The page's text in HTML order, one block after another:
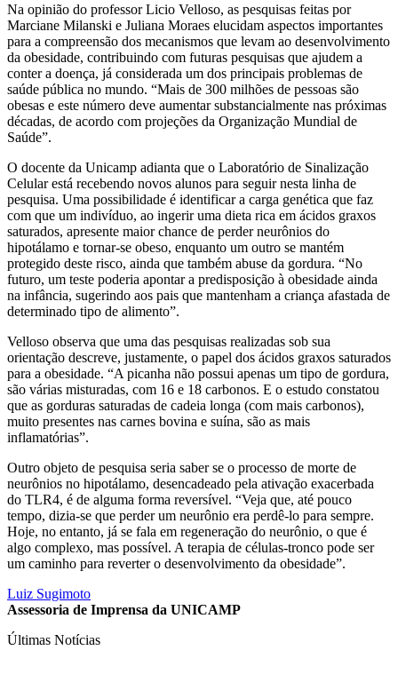
Na opinião do professor Licio Velloso, as pesquisas feitas por
Marciane Milanski e Juliana Moraes elucidam aspectos importantes
para a compreensão dos mecanismos que levam ao desenvolvimento
da obesidade, contribuindo com futuras pesquisas que ajudem a
conter a doença, já considerada um dos principais problemas de
saúde pública no mundo. “Mais de 300 milhões de pessoas são
obesas e este número deve aumentar substancialmente nas próximas
décadas, de acordo com projeções da Organização Mundial de
Saúde”.
O docente da Unicamp adianta que o Laboratório de Sinalização
Celular está recebendo novos alunos para seguir nesta linha de
pesquisa. Uma possibilidade é identificar a carga genética que faz
com que um indivíduo, ao ingerir uma dieta rica em ácidos graxos
saturados, apresente maior chance de perder neurônios do
hipotálamo e tornar-se obeso, enquanto um outro se mantém
protegido deste risco, ainda que também abuse da gordura. “No
futuro, um teste poderia apontar a predisposição à obesidade ainda
na infância, sugerindo aos pais que mantenham a criança afastada de
determinado tipo de alimento”.
Velloso observa que uma das pesquisas realizadas sob sua
orientação descreve, justamente, o papel dos ácidos graxos saturados
para a obesidade. “A picanha não possui apenas um tipo de gordura,
são várias misturadas, com 16 e 18 carbonos. E o estudo constatou
que as gorduras saturadas de cadeia longa (com mais carbonos),
muito presentes nas carnes bovina e suína, são as mais
inflamatórias”.
Outro objeto de pesquisa seria saber se o processo de morte de
neurônios no hipotálamo, desencadeado pela ativação exacerbada
do TLR4, é de alguma forma reversível. “Veja que, até pouco
tempo, dizia-se que perder um neurônio era perdê-lo para sempre.
Hoje, no entanto, já se fala em regeneração do neurônio, o que é
algo complexo, mas possível. A terapia de células-tronco pode ser
um caminho para reverter o desenvolvimento da obesidade”.
Luiz Sugimoto
Assessoria de Imprensa da UNICAMP
Últimas Notícias